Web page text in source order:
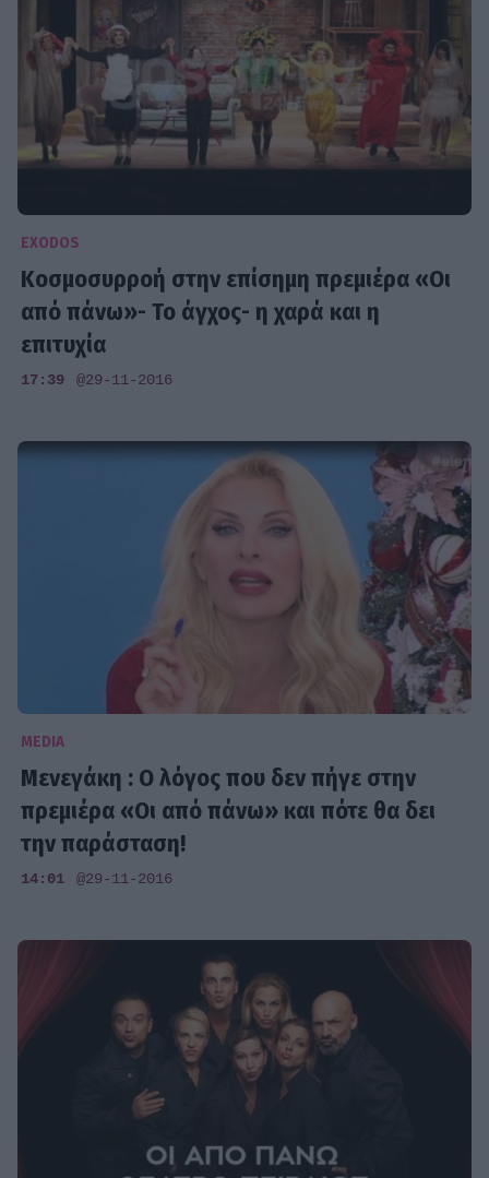
EXODOS
Κοσμοσυρροή στην επίσημη πρεμιέρα «Οι
από πάνω»- Το άγχος- η χαρά και η
επιτυχία
17:39 @29-11-2016
MEDIA
Μενεγάκη : Ο λόγος που δεν πήγε στην
πρεμιέρα «Οι από πάνω» και πότε θα δει
την παράσταση!
14:01 @29-11-2016